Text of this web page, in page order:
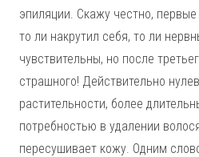
эпиляции. Скажу честно,
то ли накрутил себя, то ли
чувствительны, но после
страшного! Действительно
растительности, более
потребностью в удалении
пересушивает кожу. Одним